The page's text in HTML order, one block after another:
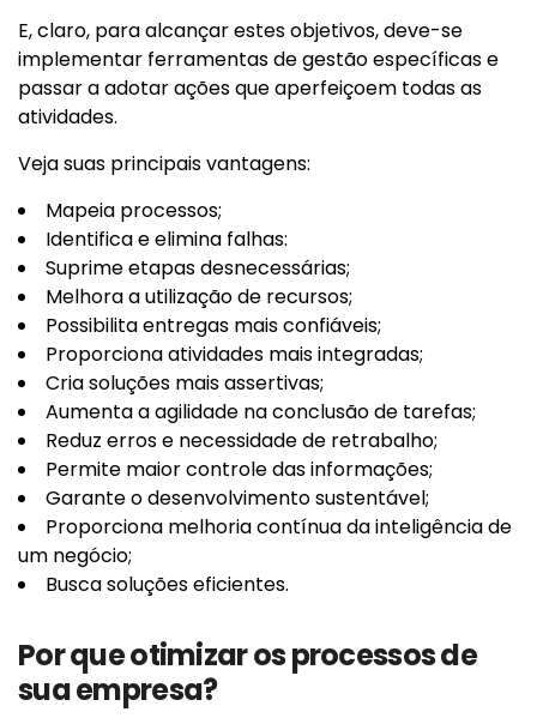
E, claro, para alcançar estes objetivos, deve-se
implementar ferramentas de gestão específicas e
passar a adotar ações que aperfeiçoem todas as
atividades.
Veja suas principais vantagens:
Mapeia processos;
Identifica e elimina falhas:
Suprime etapas desnecessárias;
Melhora a utilização de recursos;
Possibilita entregas mais confiáveis;
Proporciona atividades mais integradas;
Cria soluções mais assertivas;
Aumenta a agilidade na conclusão de tarefas;
Reduz erros e necessidade de retrabalho;
Permite maior controle das informações;
Garante o desenvolvimento sustentável;
Proporciona melhoria contínua da inteligência de
um negócio;
Busca soluções eficientes.
Por que otimizar os processos de
sua empresa?